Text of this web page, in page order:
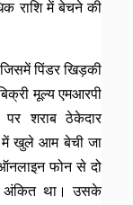
राशि में बेचने की
जिसमें पिंडर खिड़की
मूल्य एमआरपी
शराब ठेकेदार
में खुले आम बेची जा
ऑनलाइन फोन से दो
अंकित था। उसके